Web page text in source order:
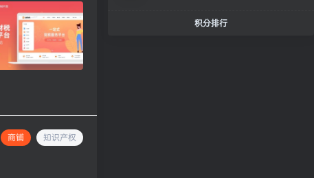
商铺 知识产权
积分排行